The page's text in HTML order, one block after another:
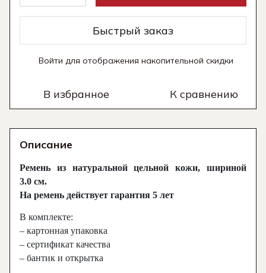
Быстрый заказ
Войти для отображения накопительной скидки
В избранное К сравнению
Описание
Ремень из натуральной цельной кожи, шириной
3.0 см.
На ремень действует гарантия 5 лет
В комплекте:
– картонная упаковка
– сертификат качества
– бантик и открытка